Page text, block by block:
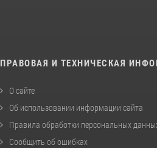
ПРАВОВАЯ И ТЕХНИЧЕСКАЯ
О сайте
Об использовании информации сайта
Правила обработки персональных
Сообщить об ошибках